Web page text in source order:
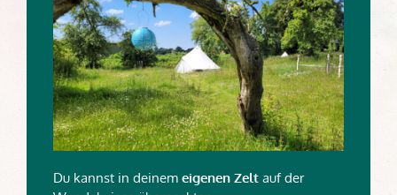
Du kannst in deinem eigenen Zelt auf der